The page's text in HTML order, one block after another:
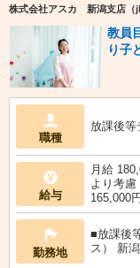
株式会社アスカ 新潟支店（
教員
り子
職種
放課後等
給与
月給
より考慮
165,000
勤務地
■放課後
ス） 新